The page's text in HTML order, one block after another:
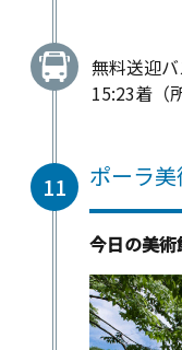
無料送迎
15:23着（
11 ポーラ
今日の美術